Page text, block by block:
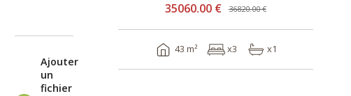
Ajouter
un
fichier
35060.00 € 36820.00 €
43 m² x3 x1